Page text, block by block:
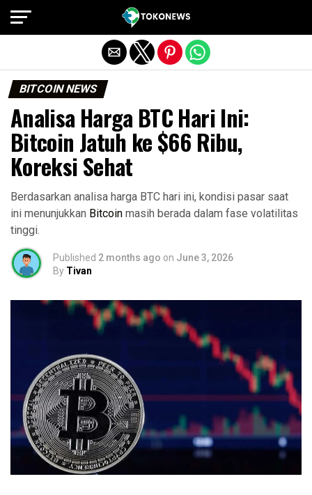
BITCOIN NEWS
Analisa Harga BTC Hari Ini:
Bitcoin Jatuh ke $66 Ribu,
Koreksi Sehat
Berdasarkan analisa harga BTC hari ini, kondisi pasar saat
ini menunjukkan Bitcoin masih berada dalam fase volatilitas
tinggi.
Published 2 months ago on June 3, 2026
By Tivan
Exit mobile version